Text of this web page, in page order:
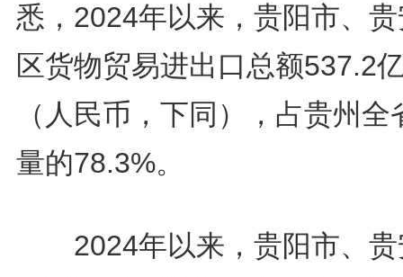
悉，2024年以来，贵阳市、
区货物贸易进出口总额537.2
（人民币，下同），占贵州全
量的78.3%。
2024年以来，贵阳市、贵